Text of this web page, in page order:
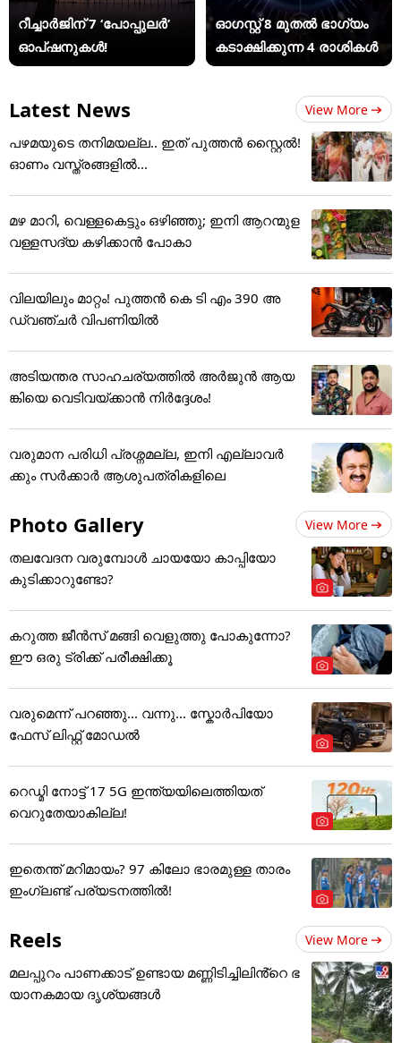
റീച്ചാർജിന് 7 ‘പോപ്പുലർ’
ഓപ്ഷനുകൾ!
ഓഗസ്റ്റ് 8 മുതൽ ഭാഗ്യം
കടാക്ഷിക്കുന്ന 4 രാശികൾ
Latest News View More
പഴമയുടെ തനിമയല്ല.. ഇത് പുത്തൻ സ്റ്റൈൽ!
ഓണം വസ്ത്രങ്ങളിൽ...
മഴ മാറി, വെള്ളകെട്ടും ഒഴിഞ്ഞു; ഇനി ആറന്മുള
വള്ളസദ്യ കഴിക്കാൻ പോകാ
വിലയിലും മാറ്റം! പുത്തൻ കെ ടി എം 390 അ
ഡ്വഞ്ചർ വിപണിയിൽ
അടിയന്തര സാഹചര്യത്തിൽ അർജുൻ ആയ
ങ്കിയെ വെടിവയ്ക്കാൻ നിർദ്ദേശം!
വരുമാന പരിധി പ്രശ്നമല്ല, ഇനി എല്ലാവർ
ക്കും സർക്കാർ ആശുപത്രികളിലെ
Photo Gallery View More
തലവേദന വരുമ്പോൾ ചായയോ കാപ്പിയോ
കുടിക്കാറുണ്ടോ?
കറുത്ത ജീൻസ് മങ്ങി വെളുത്തു പോകുന്നോ?
ഈ ഒരു ട്രിക്ക് പരീക്ഷിക്കൂ
വരുമെന്ന് പറഞ്ഞു... വന്നു... സ്കോർപിയോ
ഫേസ് ലിഫ്റ്റ് മോഡൽ
റെഡ്മി നോട്ട് 17 5G ഇന്ത്യയിലെത്തിയത്
വെറുതേയാകില്ല!
ഇതെന്ത് മറിമായം? 97 കിലോ ഭാരമുള്ള താരം
ഇംഗ്ലണ്ട് പര്യടനത്തില്‍!
Reels View More
മലപ്പുറം പാണക്കാട് ഉണ്ടായ മണ്ണിടിച്ചിലിൻ്റെ ഭ
യാനകമായ ദൃശ്യങ്ങൾ